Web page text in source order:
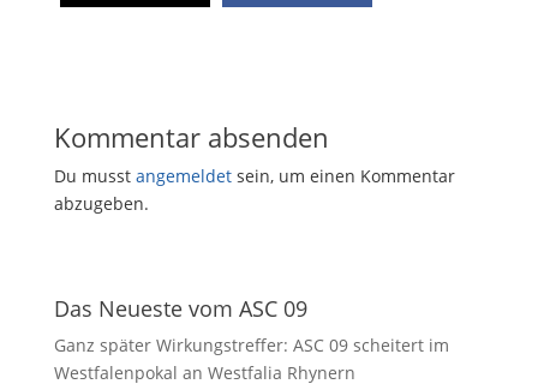
Kommentar absenden
Du musst angemeldetsein, um einen Kommentar
abzugeben.
Das Neueste vom ASC 09
Ganz später Wirkungstreffer: ASC 09 scheitert im
Westfalenpokal an Westfalia Rhynern